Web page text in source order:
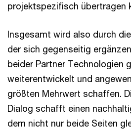
projektspezifisch übertragen
Insgesamt wird also durch
der sich gegenseitig
beider Partner Technologien
weiterentwickelt und
größten Mehrwert schaffen.
Dialog schafft einen
dem nicht nur beide Seiten